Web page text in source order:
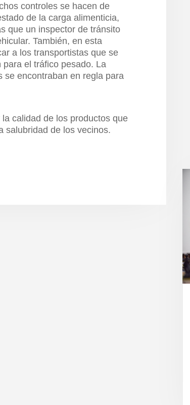
controles se hacen de
de la carga alimenticia,
que un inspector de tránsito
También, en esta
a los transportistas que se
el tráfico pesado. La
se encontraban en regla para
calidad de los productos que
salubridad de los vecinos.